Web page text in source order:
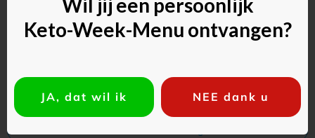
Wil jij een persoonlijk
Keto-Week-Menu ontvangen?
JA, dat wil ik NEE dank u